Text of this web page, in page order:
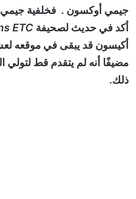
جيمي أوكسون . فخلفية
أكد في حديث لصحيفة ETC
أكيسون قد يبقى في موقعه
مضيفًا أنه لم يتقدم قط لتولي
ذلك.